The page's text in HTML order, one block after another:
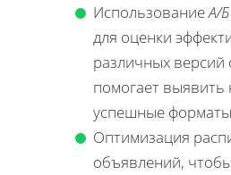
ИспользованиеА/
для оценки
различных
помогает выявить
успешные
Оптимизация
объявлений,